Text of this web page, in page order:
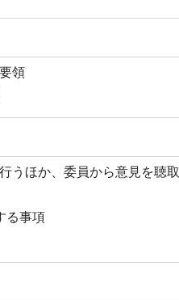
領
うほか、委員から意見を聴取
る事項